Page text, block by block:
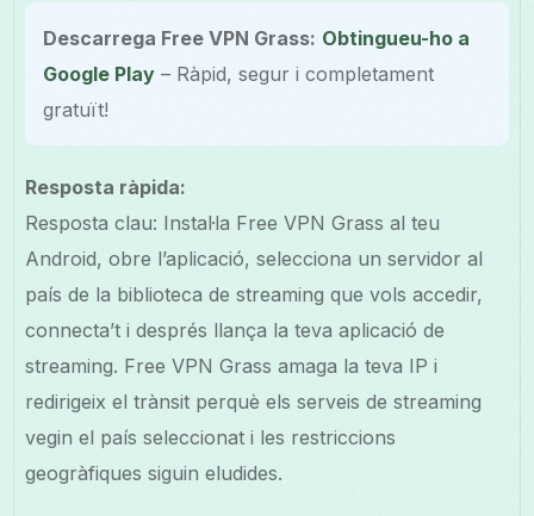
Descarrega Free VPN Grass: Obtingueu-ho a
Google Play – Ràpid, segur i completament
gratuït!
Resposta ràpida:
Resposta clau: Instal·la Free VPN Grass al teu
Android, obre l’aplicació, selecciona un servidor al
país de la biblioteca de streaming que vols accedir,
connecta’t i després llança la teva aplicació de
streaming. Free VPN Grass amaga la teva IP i
redirigeix el trànsit perquè els serveis de streaming
vegin el país seleccionat i les restriccions
geogràfiques siguin eludides.